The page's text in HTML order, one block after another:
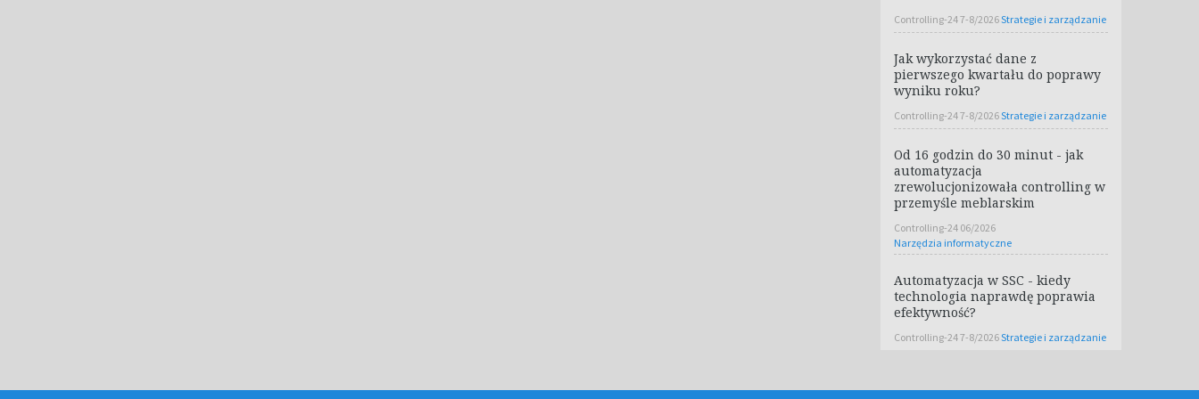
Controlling-24 7-8/2026Strategie i zarządzanie
Jak wykorzystać dane z
pierwszego kwartału do poprawy
wyniku roku?
Controlling-24 7-8/2026Strategie i zarządzanie
Od 16 godzin do 30 minut - jak
automatyzacja
zrewolucjonizowała controlling w
przemyśle meblarskim
Controlling-24 06/2026
Narzędzia informatyczne
Automatyzacja w SSC - kiedy
technologia naprawdę poprawia
efektywność?
Controlling-24 7-8/2026Strategie i zarządzanie